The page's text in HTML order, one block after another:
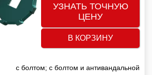
УЗНАТЬ ТОЧНУЮ
ЦЕНУ
В КОРЗИНУ
с болтом; с болтом и антивандальной